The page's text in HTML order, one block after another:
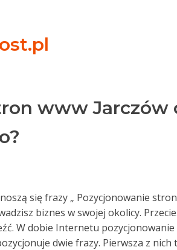
www Jarczów
się frazy „ Pozycjonowanie stron
biznes w swojej okolicy.
W dobie Internetu
dwie frazy. Pierwsza z